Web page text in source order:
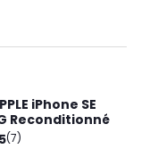
iPhone SE
Reconditionné
(7)